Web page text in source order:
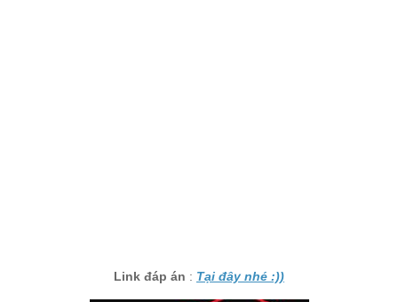
Link đáp án : Tại đây nhé :))